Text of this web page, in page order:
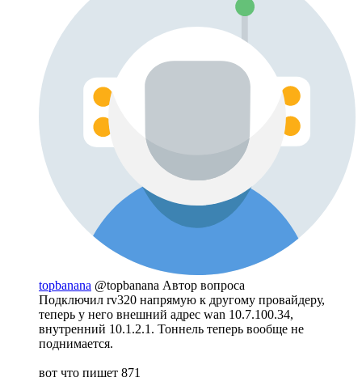
topbanana @topbanana Автор вопроса
Подключил rv320 напрямую к другому провайдеру,
теперь у него внешний адрес wan 10.7.100.34,
внутренний 10.1.2.1. Тоннель теперь вообще не
поднимается.
вот что пишет 871